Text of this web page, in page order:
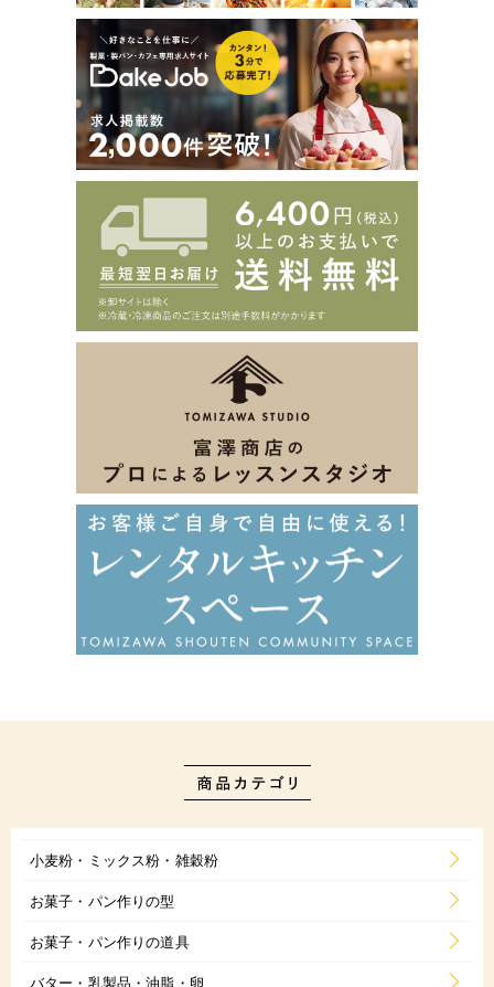
小麦粉・ミックス粉・雑穀粉
お菓子・パン作りの型
お菓子・パン作りの道具
バター・乳製品・油脂・卵